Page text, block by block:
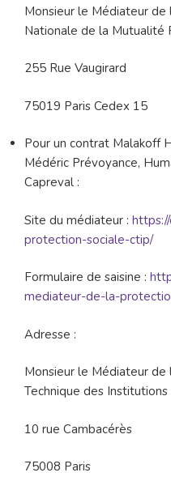
Monsieur le Médiateur de
Nationale de la Mutualité
255 Rue Vaugirard
75019 Paris Cedex 15
Pour un contrat Malakoff
Médéric Prévoyance,
Capreval :
Site du médiateur :
protection-sociale-ctip/
Formulaire de saisine :
mediateur-de-la-
Adresse :
Monsieur le Médiateur
Technique des
10 rue Cambacérès
75008 Paris